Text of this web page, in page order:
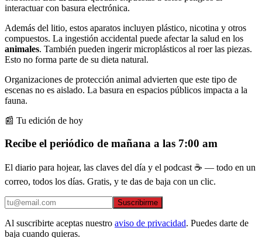
interactuar con basura electrónica.
Además del litio, estos aparatos incluyen plástico, nicotina y otros
compuestos. La ingestión accidental puede afectar la salud en los
animales. También pueden ingerir microplásticos al roer las piezas.
Esto no forma parte de su dieta natural.
Organizaciones de protección animal advierten que este tipo de
escenas no es aislado. La basura en espacios públicos impacta a la
fauna.
📰 Tu edición de hoy
Recibe el periódico de mañana a las 7:00 am
El diario para hojear, las claves del día y el podcast ☕ — todo en un
correo, todos los días. Gratis, y te das de baja con un clic.
Suscribirme
Al suscribirte aceptas nuestro aviso de privacidad. Puedes darte de
baja cuando quieras.